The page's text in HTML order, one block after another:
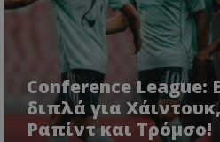
Conference League:
διπλά για
Ραπίντ και Τρόμσο!